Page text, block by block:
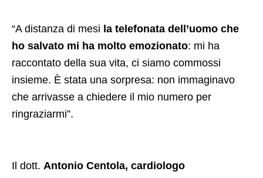
“A distanza di mesi la telefonata dell’uomo che
ho salvato mi ha molto emozionato: mi ha
raccontato della sua vita, ci siamo commossi
insieme. È stata una sorpresa: non immaginavo
che arrivasse a chiedere il mio numero per
ringraziarmi”.
Il dott. Antonio Centola, cardiologo